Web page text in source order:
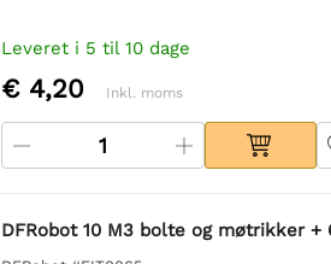
Leveret i 5 til 10 dage
€ 4,20 Inkl. moms
DFRobot 10 M3 bolte og møtrikker